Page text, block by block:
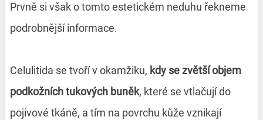
Prvně si však o tomto estetickém neduhu řekneme
podrobnější informace.
Celulitida se tvoří v okamžiku, kdy se zvětší objem
podkožních tukových buněk, které se vtlačují do
pojivové tkáně, a tím na povrchu kůže vznikají